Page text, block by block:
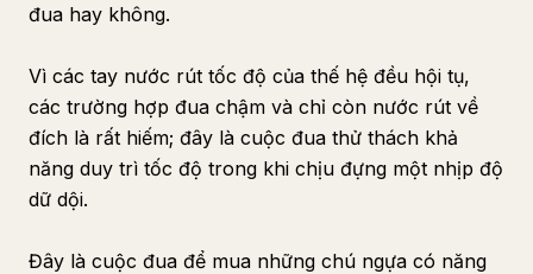
đua hay không.
Vì các tay nước rút tốc độ của thế hệ đều hội tụ,
các trường hợp đua chậm và chỉ còn nước rút về
đích là rất hiếm; đây là cuộc đua thử thách khả
năng duy trì tốc độ trong khi chịu đựng một nhịp độ
dữ dội.
Đây là cuộc đua để mua những chú ngựa có năng